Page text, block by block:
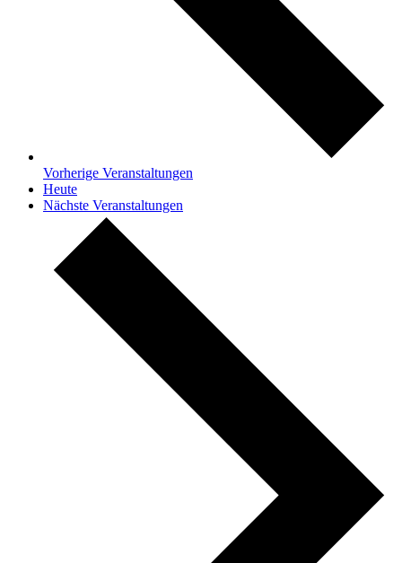
Vorherige Veranstaltungen
Heute
Nächste Veranstaltungen